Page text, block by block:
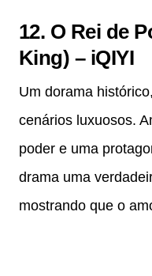
12. O Rei de
King) – iQIYI
Um dorama
cenários luxuosos.
poder e uma
drama uma
mostrando que o